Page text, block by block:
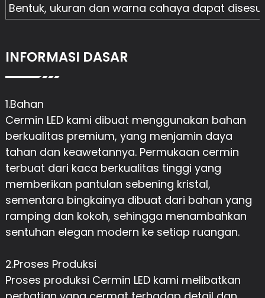
Bentuk, ukuran dan warna cahaya dapat
INFORMASI DASAR
1.Bahan
Cermin LED kami dibuat menggunakan bahan
berkualitas premium, yang menjamin daya
tahan dan keawetannya. Permukaan cermin
terbuat dari kaca berkualitas tinggi yang
memberikan pantulan sebening kristal,
sementara bingkainya dibuat dari bahan yang
ramping dan kokoh, sehingga menambahkan
sentuhan elegan modern ke setiap ruangan.
2.Proses Produksi
Proses produksi Cermin LED kami melibatkan